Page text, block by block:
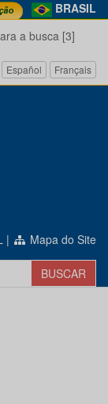
BRASIL
a busca [3]
Español Français
| Mapa do Site